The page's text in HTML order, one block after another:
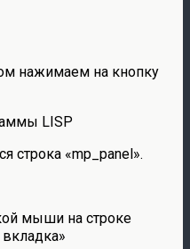
нажимаем на кнопку
строка «mp_panel».
мыши на строке